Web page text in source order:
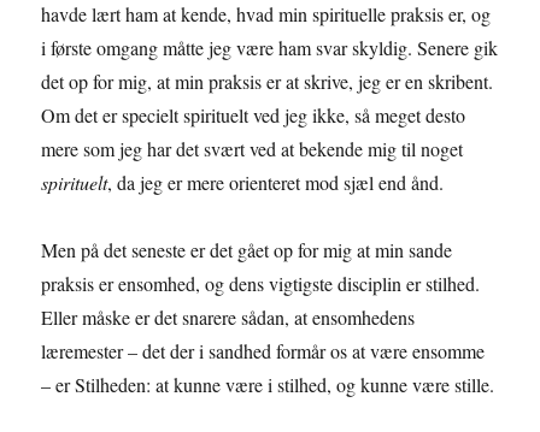
havde lært ham at kende, hvad min spirituelle praksis er, og
i første omgang måtte jeg være ham svar skyldig. Senere gik
det op for mig, at min praksis er at skrive, jeg er en skribent.
Om det er specielt spirituelt ved jeg ikke, så meget desto
mere som jeg har det svært ved at bekende mig til noget
spirituelt, da jeg er mere orienteret mod sjæl end ånd.
Men på det seneste er det gået op for mig at min sande
praksis er ensomhed, og dens vigtigste disciplin er stilhed.
Eller måske er det snarere sådan, at ensomhedens
læremester – det der i sandhed formår os at være ensomme
– er Stilheden: at kunne være i stilhed, og kunne være stille.